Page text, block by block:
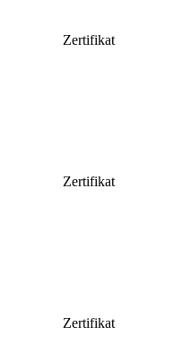
Zertifikat
Zertifikat
Zertifikat